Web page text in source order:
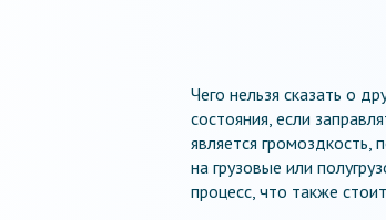
Чего нельзя сказать о
состояния, если
является громоздкость,
на грузовые или
процесс, что также